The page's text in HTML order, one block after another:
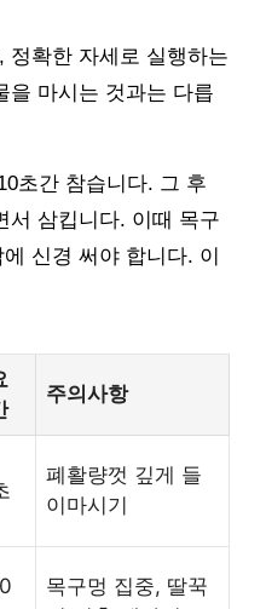
정확한 자세로 실행하는
을 마시는 것과는 다릅
초간 참습니다. 그 후
서 삼킵니다. 이때 목구
신경 써야 합니다. 이
주의사항
폐활량껏 깊게 들
이마시기
목구멍 집중, 딸꾹